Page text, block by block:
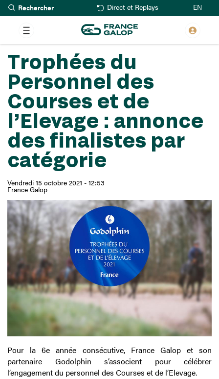
Aller
au
contenu
principal
Rechercher Direct et Replays EN
Trophées du
Personnel des
Courses et de
l’Elevage : annonce
des finalistes par
catégorie
Vendredi 15 octobre 2021 - 12:53
France Galop
Pour la 6e année consécutive, France Galop et son
partenaire Godolphin s’associent pour célébrer
l’engagement du personnel des Courses et de l’Elevage.